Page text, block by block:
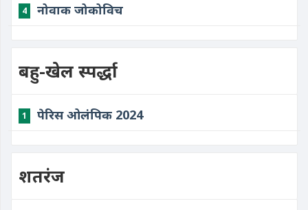
4 नोवाक जोकोविच
बहु-खेल स्पर्द्धा
1 पेरिस ओलंपिक 2024
शतरंज